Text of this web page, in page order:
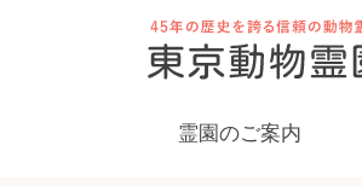
霊園のご案内